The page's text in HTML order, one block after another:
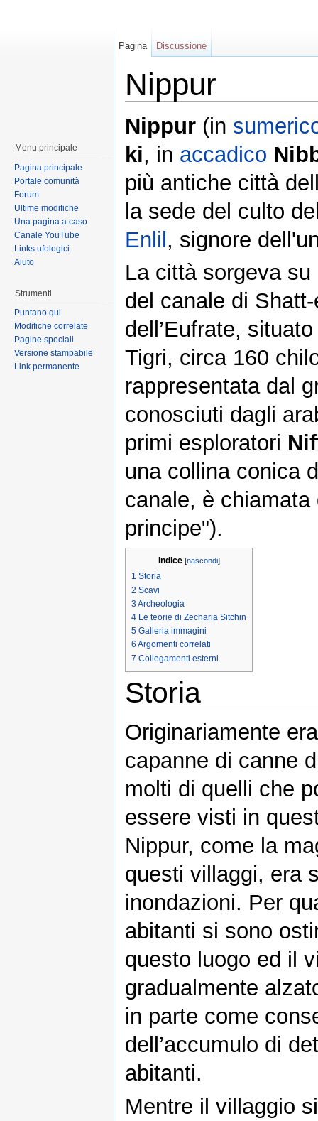
Nippur
Nippur (in
ki, in accadico
più antiche città
la sede del culto
Enlil , signore
La città sorgeva
del canale di
dell’Eufrate,
Tigri, circa 160
rappresentata dal
conosciuti dagli
primi esploratori
una collina conica
canale, è
principe").
Indice [nascondi]
1 Storia
2 Scavi
3Archeologia
4 Le teorie di Zecharia Sitchin
5 Galleria immagini
6 Argomenti correlati
7 Collegamenti esterni
Storia
Originariamente
capanne di canne
molti di quelli che
essere visti in
Nippur, come la
questi villaggi, era
inondazioni. Per
abitanti si sono
questo luogo ed il
gradualmente
in parte come
dell’accumulo di
abitanti.
Mentre il villaggio
Pagina Discussione
Menu principale
Pagina principale
Portale comunità
Forum
Ultime modifiche
Una pagina a caso
Canale YouTube
Links ufologici
Aiuto
Strumenti
Puntano qui
Modifiche correlate
Pagine speciali
Versione stampabile
Link permanente